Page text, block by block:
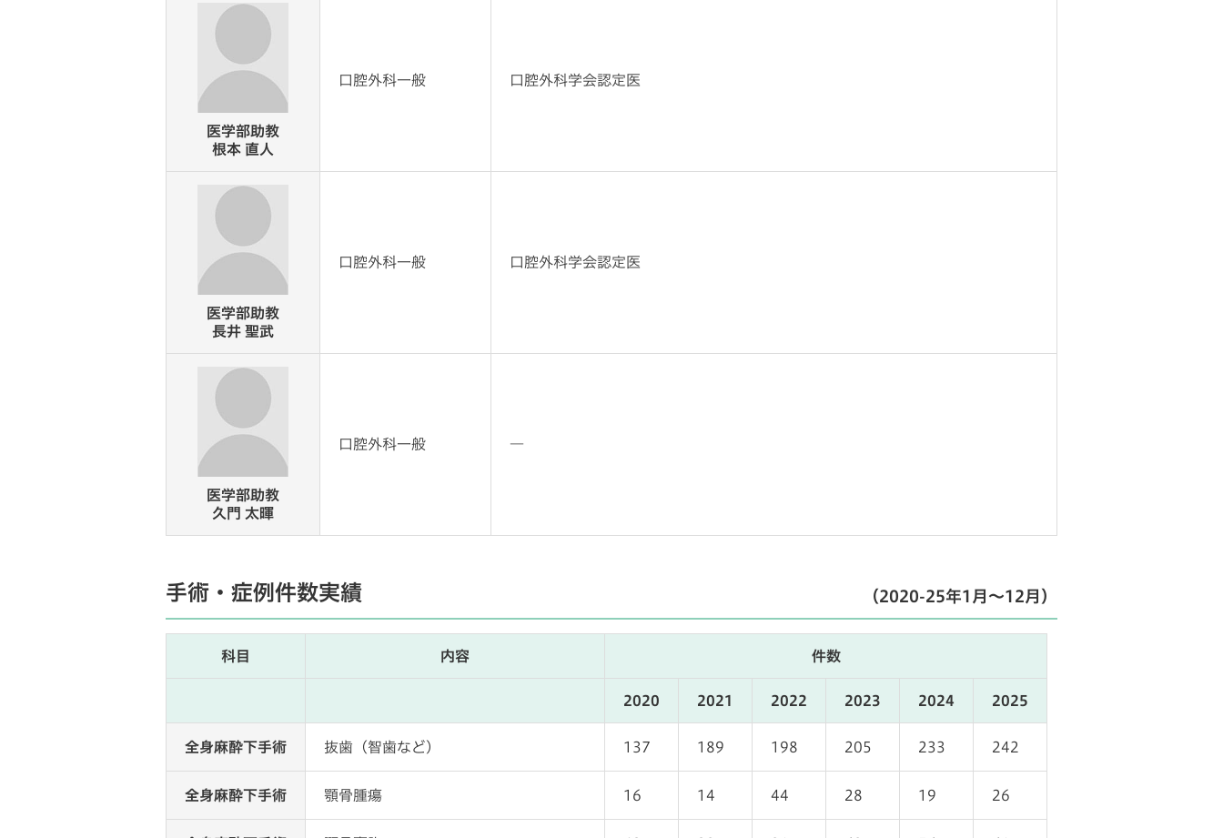
医学部助教
根本 直人
口腔外科一般 口腔外科学会認定医
医学部助教
長井 聖武
口腔外科一般 口腔外科学会認定医
医学部助教
久門 太暉
口腔外科一般 ―
手術・症例件数実績 （2020-25年1月～12月）
科目 内容 件数
2020 2021 2022 2023 2024 2025
全身麻酔下手術 抜歯（智歯など） 137 189 198 205 233 242
全身麻酔下手術 顎骨腫瘍 16 14 44 28 19 26